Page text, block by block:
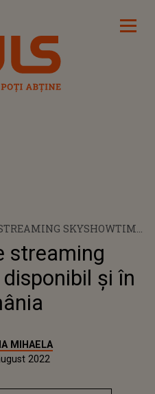
SKYSHOWTIME,
ROMÂNIA
streaming
și în
MIHAELA
2022